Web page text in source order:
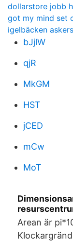
dollarstore jobb
got my mind set
igelbäcken
bJjlW
qjR
MkGM
HST
jCED
mCw
MoT
Arean är